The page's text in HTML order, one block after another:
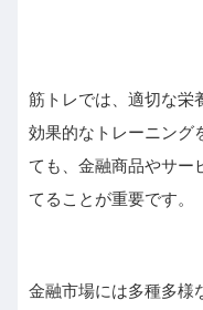
筋トレでは、適切な栄
効果的なトレーニング
ても、金融商品やサー
てることが重要です。
金融市場には多種多様